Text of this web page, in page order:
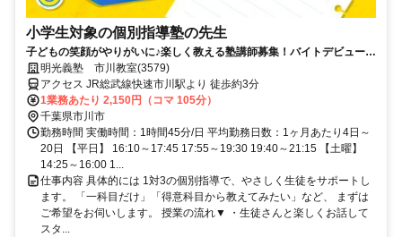
小学生対象の個別指導塾の先生
子どもの笑顔がやりがいに♪楽しく教える塾講師募集！バイトデビューで
も安心の研修あり！週1日からOK
明光義塾 市川教室(3579)
アクセス JR総武線快速市川駅より 徒歩約3分
1業務あたり 2,150円（コマ 105分）
千葉県市川市
勤務時間 実働時間：1時間45分/日 平均勤務日数：1ヶ月あたり4日～
20日 【平日】 16:10～17:45 17:55～19:30 19:40～21:15 【土曜】
14:25～16:00 1...
仕事内容 具体的には 1対3の個別指導で、やさしく生徒をサポートし
ます。 「一科目だけ」「得意科目から教えてみたい」など、 まずは
ご希望をお伺いします。 授業の流れ▼ ・生徒さんと楽しくお話して
スタ...